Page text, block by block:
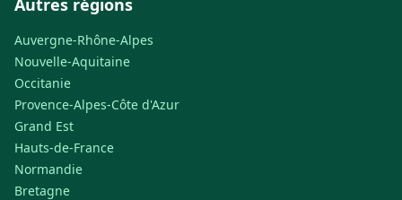
Autres régions
Auvergne-Rhône-Alpes
Nouvelle-Aquitaine
Occitanie
Provence-Alpes-Côte d'Azur
Grand Est
Hauts-de-France
Normandie
Bretagne